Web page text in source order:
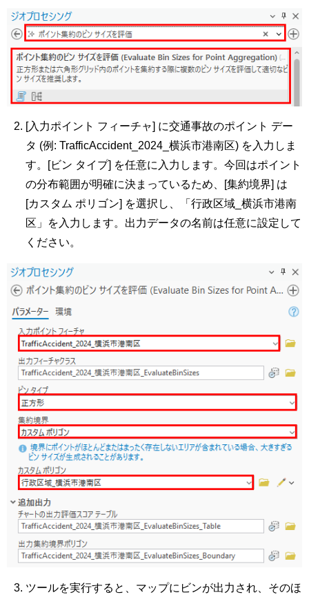
[入力ポイント フィーチャ] に交通事故のポイント デー
タ (例: TrafficAccident_2024_横浜市港南区) を入力しま
す。[ビン タイプ] を任意に入力します。今回はポイント
の分布範囲が明確に決まっているため、[集約境界] は
[カスタム ポリゴン] を選択し、「行政区域_横浜市港南
区」を入力します。出力データの名前は任意に設定して
ください。
ツールを実行すると、マップにビンが出力され、そのほ